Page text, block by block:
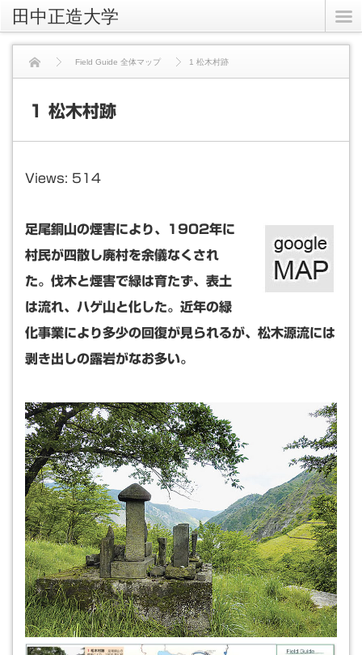
田中正造大学
Field Guide 全体マップ 1 松木村跡
1 松木村跡
Views: 514
足尾銅山の煙害により、1902年に
村民が四散し廃村を余儀なくされ
た。伐木と煙害で緑は育たず、表土
は流れ、ハゲ山と化した。近年の緑
化事業により多少の回復が見られるが、松木源流には
剥き出しの露岩がなお多い。